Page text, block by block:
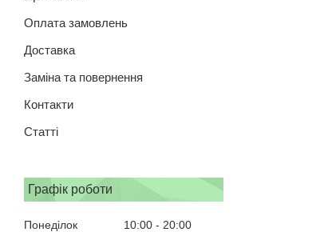
Оплата замовлень
Доставка
Заміна та повернення
Контакти
Статті
Графік роботи
Понеділок 10:00
20:00